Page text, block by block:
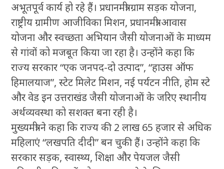
अभूतपूर्व कार्य हो रहे हैं। प्रधानमंत्री ग्राम सड़क योजना,
राष्ट्रीय ग्रामीण आजीविका मिशन, प्रधानमंत्री आवास
योजना और स्वच्छता अभियान जैसी योजनाओं के माध्यम
से गांवों को मजबूत किया जा रहा है। उन्होंने कहा कि
राज्य सरकार “एक जनपद-दो उत्पाद”, “हाउस ऑफ
हिमालयाज”, स्टेट मिलेट मिशन, नई पर्यटन नीति, होम स्टे
और वेड इन उत्तराखंड जैसी योजनाओं के जरिए स्थानीय
अर्थव्यवस्था को सशक्त बना रही है।
मुख्यमंत्री ने कहा कि राज्य की 2 लाख 65 हजार से अधिक
महिलाएं “लखपति दीदी” बन चुकी हैं। उन्होंने कहा कि
सरकार सड़क, स्वास्थ्य, शिक्षा और पेयजल जैसी